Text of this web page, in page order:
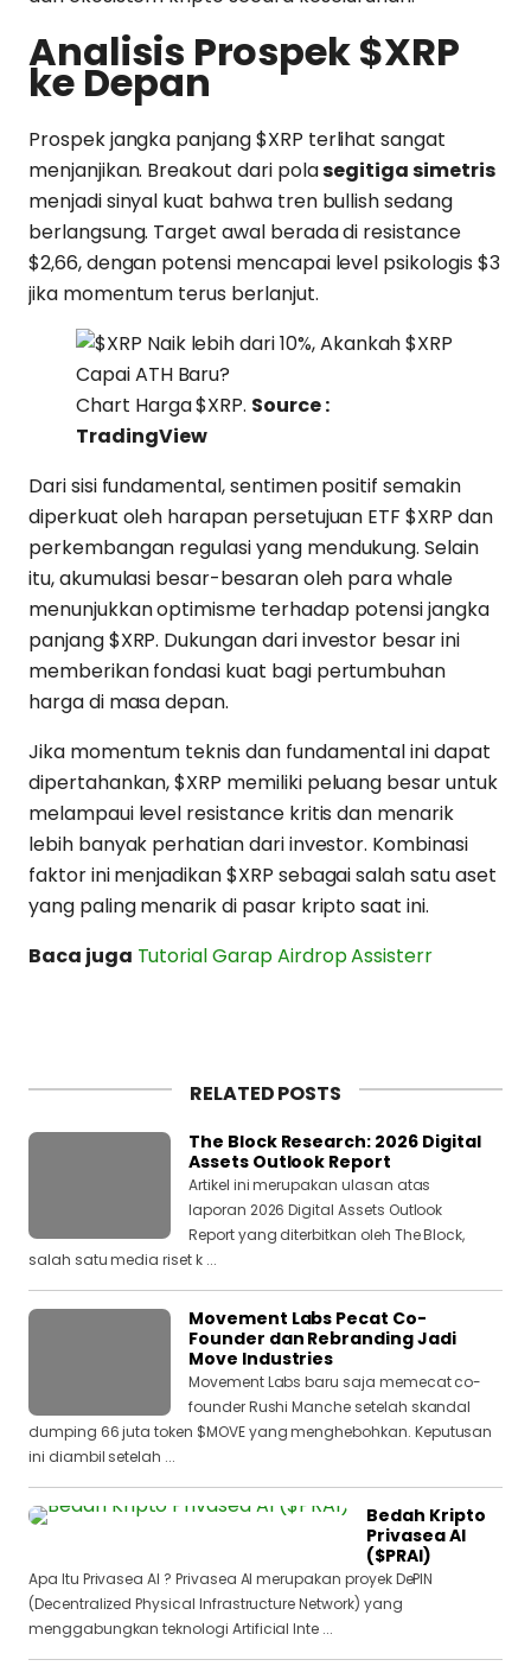
Analisis Prospek $XRP
ke Depan
Prospek jangka panjang $XRP terlihat sangat
menjanjikan. Breakout dari polasegitiga simetris
menjadi sinyal kuat bahwa tren bullish sedang
berlangsung. Target awal berada di resistance
$2,66, dengan potensi mencapai level psikologis $3
jika momentum terus berlanjut.
Chart Harga $XRP. Source :
TradingView
Dari sisi fundamental, sentimen positif semakin
diperkuat oleh harapan persetujuan ETF $XRP dan
perkembangan regulasi yang mendukung. Selain
itu, akumulasi besar-besaran oleh para whale
menunjukkan optimisme terhadap potensi jangka
panjang $XRP. Dukungan dari investor besar ini
memberikan fondasi kuat bagi pertumbuhan
harga di masa depan.
Jika momentum teknis dan fundamental ini dapat
dipertahankan, $XRP memiliki peluang besar untuk
melampaui level resistance kritis dan menarik
lebih banyak perhatian dari investor. Kombinasi
faktor ini menjadikan $XRP sebagai salah satu aset
yang paling menarik di pasar kripto saat ini.
Baca juga Tutorial Garap Airdrop Assisterr
RELATED POSTS
The Block Research: 2026 Digital
Assets Outlook Report
Artikel ini merupakan ulasan atas
laporan 2026 Digital Assets Outlook
Report yang diterbitkan oleh The Block,
salah satu media riset k ...
Movement Labs Pecat Co-
Founder dan Rebranding Jadi
Move Industries
Movement Labs baru saja memecat co-
founder Rushi Manche setelah skandal
dumping 66 juta token $MOVE yang menghebohkan. Keputusan
ini diambil setelah ...
Bedah Kripto
Privasea AI
($PRAI)
Apa Itu Privasea AI ? Privasea AI merupakan proyek DePIN
(Decentralized Physical Infrastructure Network) yang
menggabungkan teknologi Artificial Inte ...